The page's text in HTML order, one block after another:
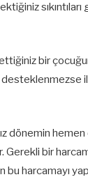
sıkıntıları
bir
desteklenmezse
dönemin
bir
harcamayı